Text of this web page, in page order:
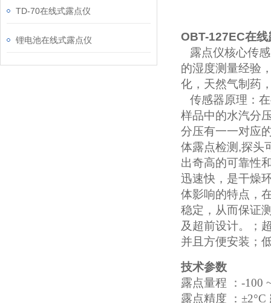
TD-70在线式露点仪
锂电池在线式露点仪 OBT-127EC在线
露点仪核心传
的湿度测量经验
化，天然气制药
传感器原理：
样品中的水汽分
分压有一一对应
体露点检测 ,探头
出奇高的可靠性
迅速快，是干燥
体影响的特点，
稳定，从而保证
及超前设计。；
并且方便安装；
技术参数
露点量程 ：-100
露点精度 ： ±2°C